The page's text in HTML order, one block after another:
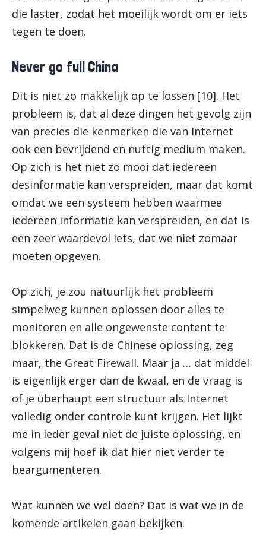
die laster, zodat het moeilijk wordt om er iets
tegen te doen.
Never go full China
Dit is niet zo makkelijk op te lossen [10]. Het
probleem is, dat al deze dingen het gevolg zijn
van precies die kenmerken die van Internet
ook een bevrijdend en nuttig medium maken.
Op zich is het niet zo mooi dat iedereen
desinformatie kan verspreiden, maar dat komt
omdat we een systeem hebben waarmee
iedereen informatie kan verspreiden, en dat is
een zeer waardevol iets, dat we niet zomaar
moeten opgeven.
Op zich, je zou natuurlijk het probleem
simpelweg kunnen oplossen door alles te
monitoren en alle ongewenste content te
blokkeren. Dat is de Chinese oplossing, zeg
maar, the Great Firewall. Maar ja … dat middel
is eigenlijk erger dan de kwaal, en de vraag is
of je überhaupt een structuur als Internet
volledig onder controle kunt krijgen. Het lijkt
me in ieder geval niet de juiste oplossing, en
volgens mij hoef ik dat hier niet verder te
beargumenteren.
Wat kunnen we wel doen? Dat is wat we in de
komende artikelen gaan bekijken.